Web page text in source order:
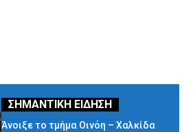
Άνοιξε το τμήμα Οινόη – Χαλκίδα